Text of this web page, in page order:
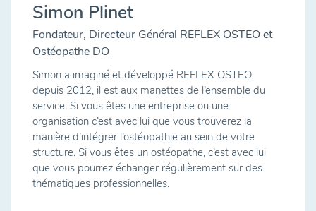
Simon Plinet
Fondateur, Directeur Général REFLEX OSTEO et
Ostéopathe DO
Simon a imaginé et développé REFLEX OSTEO
depuis 2012, il est aux manettes de l’ensemble du
service. Si vous êtes une entreprise ou une
organisation c’est avec lui que vous trouverez la
manière d’intégrer l’ostéopathie au sein de votre
structure. Si vous êtes un ostéopathe, c’est avec lui
que vous pourrez échanger régulièrement sur des
thématiques professionnelles.